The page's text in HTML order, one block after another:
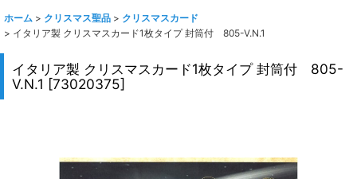
ホーム > クリスマス聖品 > クリスマスカード
> イタリア製 クリスマスカード1枚タイプ 封筒付 805-V.N.1
イタリア製 クリスマスカード1枚タイプ 封筒付 805-
V.N.1 [73020375]